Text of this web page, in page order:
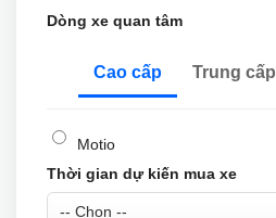
Dòng xe quan tâm
Cao cấp Trung cấp
Motio
Thời gian dự kiến mua xe